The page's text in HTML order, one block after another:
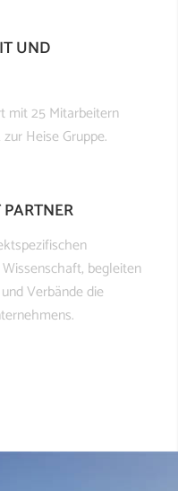
UND
mit 25 Mitarbeitern
Heise Gruppe.
begleiten
Verbände die